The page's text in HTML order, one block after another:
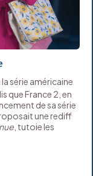
série américaine
que France 2, en
de sa série
une rediff
, tutoie les